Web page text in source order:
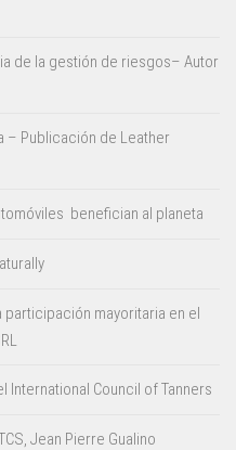
de la gestión de riesgos– Autor
– Publicación de Leather
benefician al planeta
participación mayoritaria en el
International Council of Tanners
Jean Pierre Gualino